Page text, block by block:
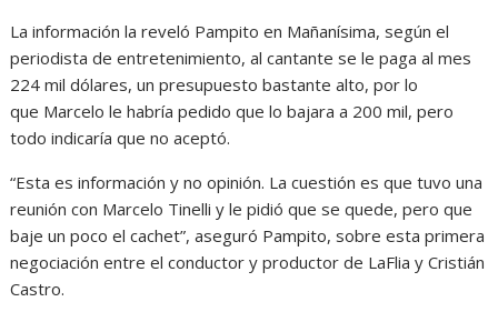
La información la reveló Pampito en Mañanísima, según el
periodista de entretenimiento, al cantante se le paga al mes
224 mil dólares, un presupuesto bastante alto, por lo
que Marcelo le habría pedido que lo bajara a 200 mil, pero
todo indicaría que no aceptó.
“Esta es información y no opinión. La cuestión es que tuvo una
reunión con Marcelo Tinelli y le pidió que se quede, pero que
baje un poco el cachet”, aseguró Pampito, sobre esta primera
negociación entre el conductor y productor de LaFlia y Cristián
Castro.